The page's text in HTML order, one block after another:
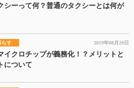
シーって何？普通のタクシーとは何が
らす 2019年08月20日
イクロチップが義務化！？メリットと
について